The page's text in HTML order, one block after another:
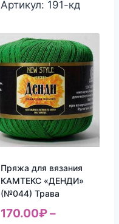
Артикул: 191-кд
Пряжа для вязания
КАМТЕКС «ДЕНДИ»
(№044) Трава
170.00₽–